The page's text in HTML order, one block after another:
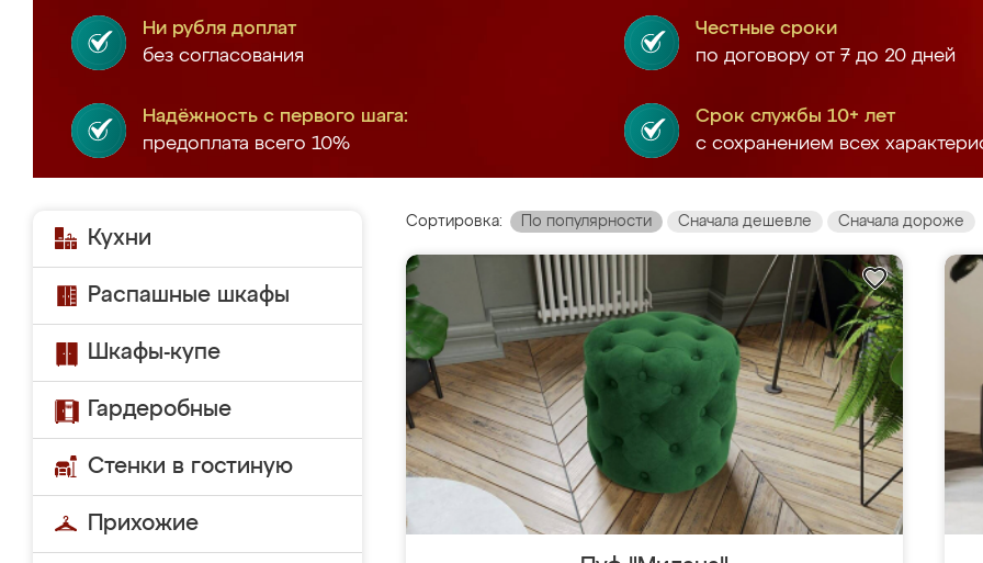
Ни рубля доплат
без согласования
Честные сроки
по договору от 7 до 20 дней
Надёжность с первого шага:
предоплата всего 10%
Срок службы 10+ лет
с сохранением всех
Кухни
Распашные шкафы
Шкафы-купе
Гардеробные
Стенки в гостиную
Прихожие
Сортировка: По популярности Сначала дешевле Сначала дороже